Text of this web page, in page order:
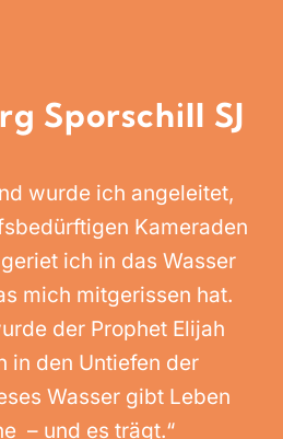
Sporschill SJ
wurde ich angeleitet,
Kameraden
ich in das Wasser
mich mitgerissen hat.
der Prophet Elijah
in den Untiefen der
Wasser gibt Leben
– und es trägt.“